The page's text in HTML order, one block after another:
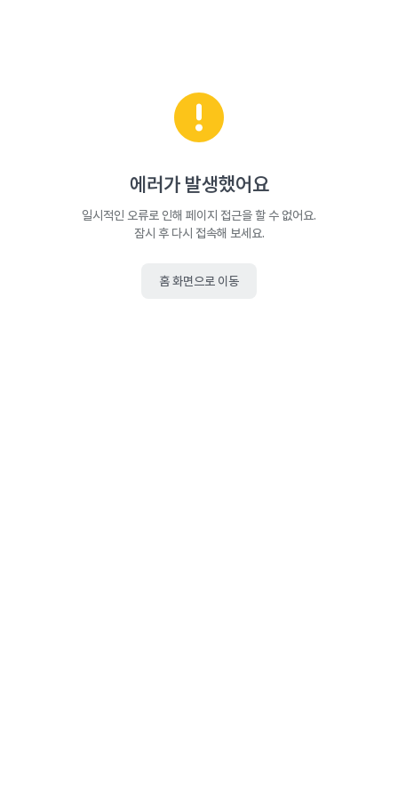
에러가 발생했어요
일시적인 오류로 인해 페이지 접근을 할 수 없어요.
잠시 후 다시 접속해 보세요.
홈 화면으로 이동